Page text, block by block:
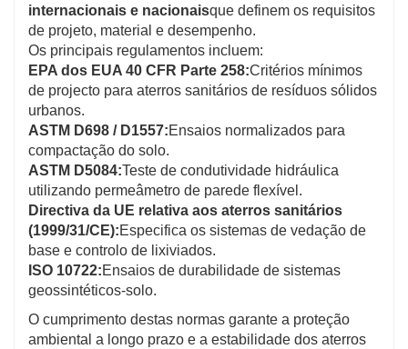
internacionais e nacionaisque definem os requisitos
de projeto, material e desempenho.
Os principais regulamentos incluem:
EPA dos EUA 40 CFR Parte 258:Critérios mínimos
de projecto para aterros sanitários de resíduos sólidos
urbanos.
ASTM D698 / D1557:Ensaios normalizados para
compactação do solo.
ASTM D5084:Teste de condutividade hidráulica
utilizando permeâmetro de parede flexível.
Directiva da UE relativa aos aterros sanitários
(1999/31/CE):Especifica os sistemas de vedação de
base e controlo de lixiviados.
ISO 10722:Ensaios de durabilidade de sistemas
geossintéticos-solo.
O cumprimento destas normas garante a proteção
ambiental a longo prazo e a estabilidade dos aterros